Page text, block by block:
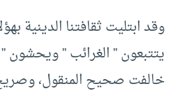
وقد ابتليت ثقافتنا الدينية
يتتبعون ” الغرائب ” ويحشون
خالفت صحيح المنقول،